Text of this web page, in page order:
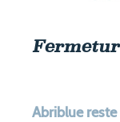
Abriblue